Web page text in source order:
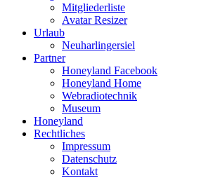
Mitgliederliste
Avatar Resizer
Urlaub
Neuharlingersiel
Partner
Honeyland Facebook
Honeyland Home
Webradiotechnik
Museum
Honeyland
Rechtliches
Impressum
Datenschutz
Kontakt